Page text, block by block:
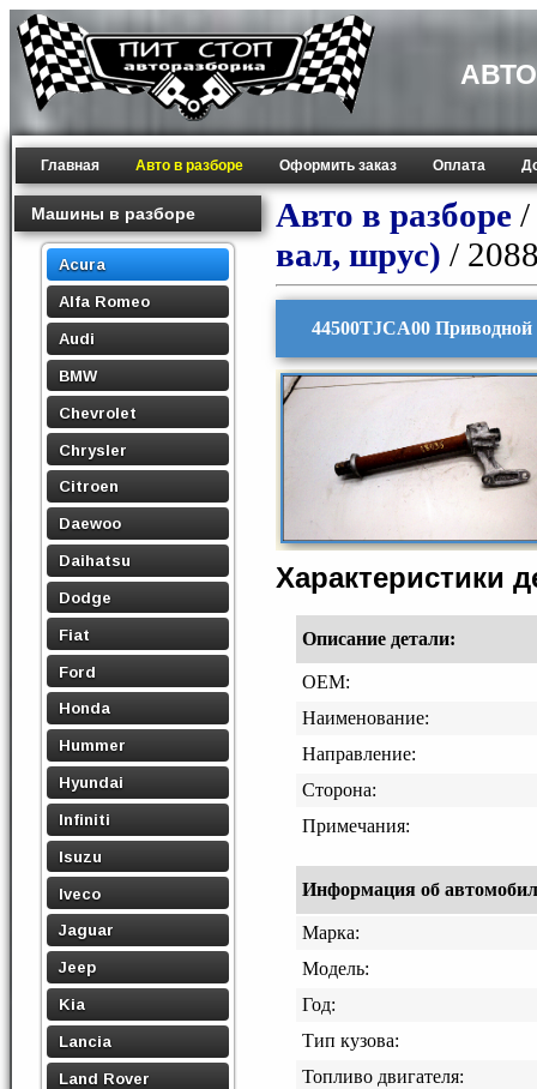
Главная Авто в разборе Оформить заказ Оплата
Машины в разборе
Acura
Alfa Romeo
Audi
BMW
Chevrolet
Chrysler
Citroen
Daewoo
Daihatsu
Dodge
Fiat
Ford
Honda
Hummer
Hyundai
Infiniti
Isuzu
Iveco
Jaguar
Jeep
Kia
Lancia
Land Rover
Авто в разборе /
вал, шрус) /
44500TJCA00
Характеристики
Описание детали:
OEM:
Наименование:
Направление:
Сторона:
Примечания:
Информация об
Марка:
Модель:
Год:
Тип кузова:
Топливо двигателя: